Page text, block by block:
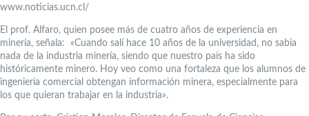
www.noticias.ucn.cl/
El prof. Alfaro, quien posee más de cuatro años de experiencia en
minería, señala: «Cuando salí hace 10 años de la universidad, no sabia
nada de la industria minería, siendo que nuestro país ha sido
históricamente minero. Hoy veo como una fortaleza que los alumnos de
ingeniería comercial obtengan información minera, especialmente para
los que quieran trabajar en la industria».